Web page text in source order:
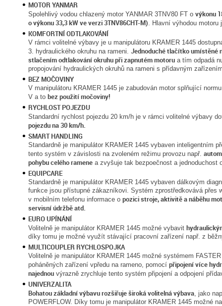
MOTOR YANMAR
Spolehlivý vodou chlazený motor YANMAR 3TNV80 FT o výkonu
o výkonu 33,3 kW ve verzi 3TNV86CHT-M). Hlavní výhodou
KOMFORTNÍ ODTLAKOVÁNÍ
V rámci volitelné výbavy je u manipulátoru KRAMER 1445
3. hydraulického okruhu na rameni. Jednoduché tlačítko umístěné
stlačením odtlakování okruhu při zapnutém motoru a tím odpadá
propojování hydraulických okruhů na rameni s přídavným
BEZ MOČOVINY
V manipulátoru KRAMER 1445 je zabudován motor splňující
V a to bez použití močoviny!
RYCHLOST POJEZDU
Standardní rychlost pojezdu 20 km/h je v rámci volitelné výbavy
pojezdu na 30 km/h.
SMART HANDLING
Standardně je manipulátor KRAMER 1445 vybaven inteligentním
tento systém v závislosti na zvoleném režimu provozu např.
pohybu celého ramene a zvyšuje tak bezpoečnost a jednoduchost
EQUIPCARE
Standardně je manipulátor KRAMER 1445 vybaven dálkovým
funkce jsou přístupné zákazníkovi. Systém zprostředkovává přes
v mobilním telefonu informace o pozici stroje, aktivitě a náběhu
servisní údržbě atd.
EURO UPÍNÁNÍ
Volitelně je manipulátor KRAMER 1445 možné vybavit
díky tomu je možné využít stávající pracovní zařízení např. z
MULTICOUPLER RYCHLOSPOJKA
Volitelně je manipulátor KRAMER 1445 možné systémem
poháněných zařízení vpředu na rameno, pomocí připojení více
najednou výrazně zrychluje tento systém připojení a odpojení
UNIVERZALITA
Bohatou základní výbavu rozšiřuje široká volitelná výbava, jako
POWERFLOW. Díky tomu je manipulátor KRAMER 1445 možné